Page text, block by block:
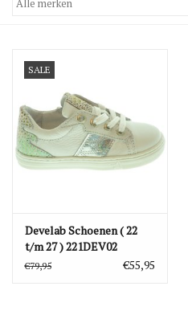
Super Deals
SALE
Develab Schoenen ( 22
t/m 27 ) 221DEV02
€79,95 €55,95